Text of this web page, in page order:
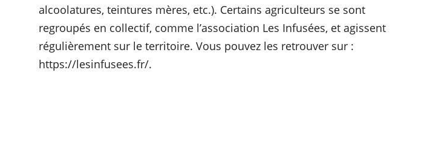
alcoolatures, teintures mères, etc.). Certains agriculteurs se sont
regroupés en collectif, comme l’association Les Infusées, et agissent
régulièrement sur le territoire. Vous pouvez les retrouver sur :
https://lesinfusees.fr/.